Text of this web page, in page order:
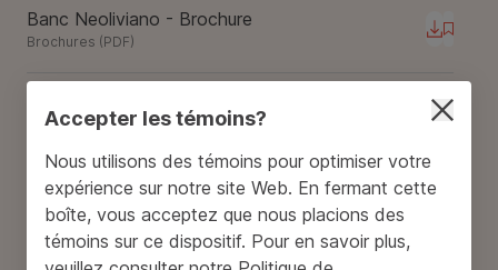
Banc Neoliviano - Brochure
Brochures (PDF)
Banc Palisade - Brochure
Brochures (PDF)
Banc Towne Square - Brochure
Brochures (PDF)
Accepter les témoins?
Nous utilisons des témoins pour optimiser votre
expérience sur notre site Web. En fermant cette
boîte, vous acceptez que nous placions des
témoins sur ce dispositif. Pour en savoir plus,